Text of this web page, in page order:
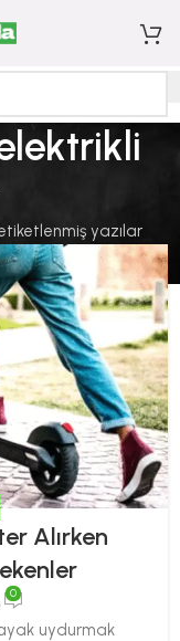
yazılar
Alırken
0
ayak uydurmak